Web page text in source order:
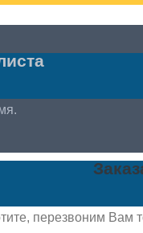
перезвоним Вам